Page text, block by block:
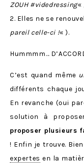
ZOUH #videdressing«
2. Elles ne se
pareil celle-ci !« ).
Hummmm…
C’est quand même
différents chaque
En revanche (oui
solution à
proposer plusieurs
! Enfin je trouve.
expertes en la